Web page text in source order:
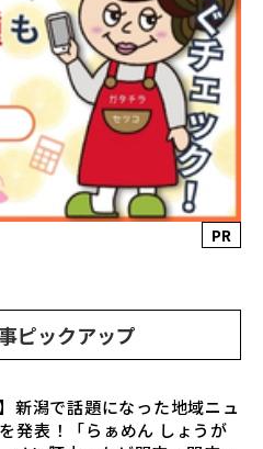
PR
ピックアップ
新潟で話題になった地域ニュ
発表！「らぁめん しょうが